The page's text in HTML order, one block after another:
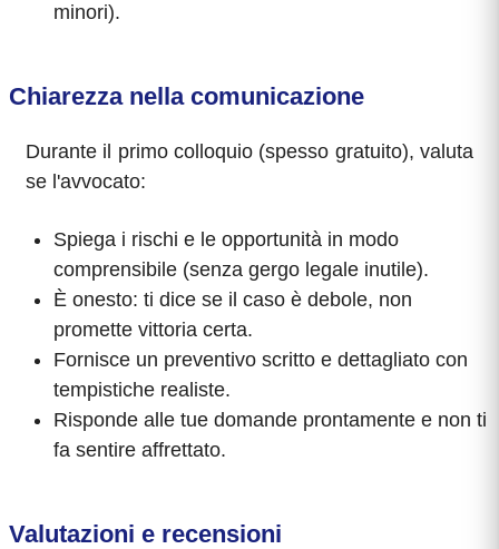
minori).
Chiarezza nella comunicazione
Durante il primo colloquio (spesso gratuito), valuta
se l'avvocato:
Spiega i rischi e le opportunità in modo
comprensibile (senza gergo legale inutile).
È onesto: ti dice se il caso è debole, non
promette vittoria certa.
Fornisce un preventivo scritto e dettagliato con
tempistiche realiste.
Risponde alle tue domande prontamente e non ti
fa sentire affrettato.
Valutazioni e recensioni